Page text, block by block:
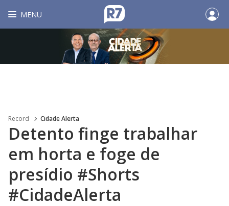
MENU
Record Cidade Alerta
Detento finge trabalhar
em horta e foge de
presídio #Shorts
#CidadeAlerta